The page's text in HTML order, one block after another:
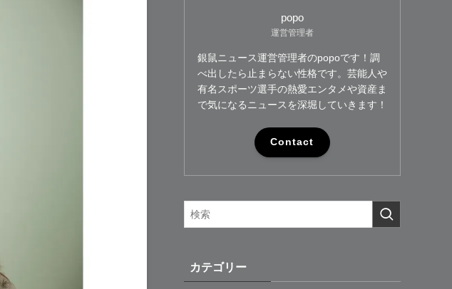
popo
運営管理者
銀鼠ニュース運営管理者のpopoです！調
べ出したら止まらない性格です。芸能人や
有名スポーツ選手の熱愛エンタメや資産ま
で気になるニュースを深堀していきます！
Contact
カテゴリー